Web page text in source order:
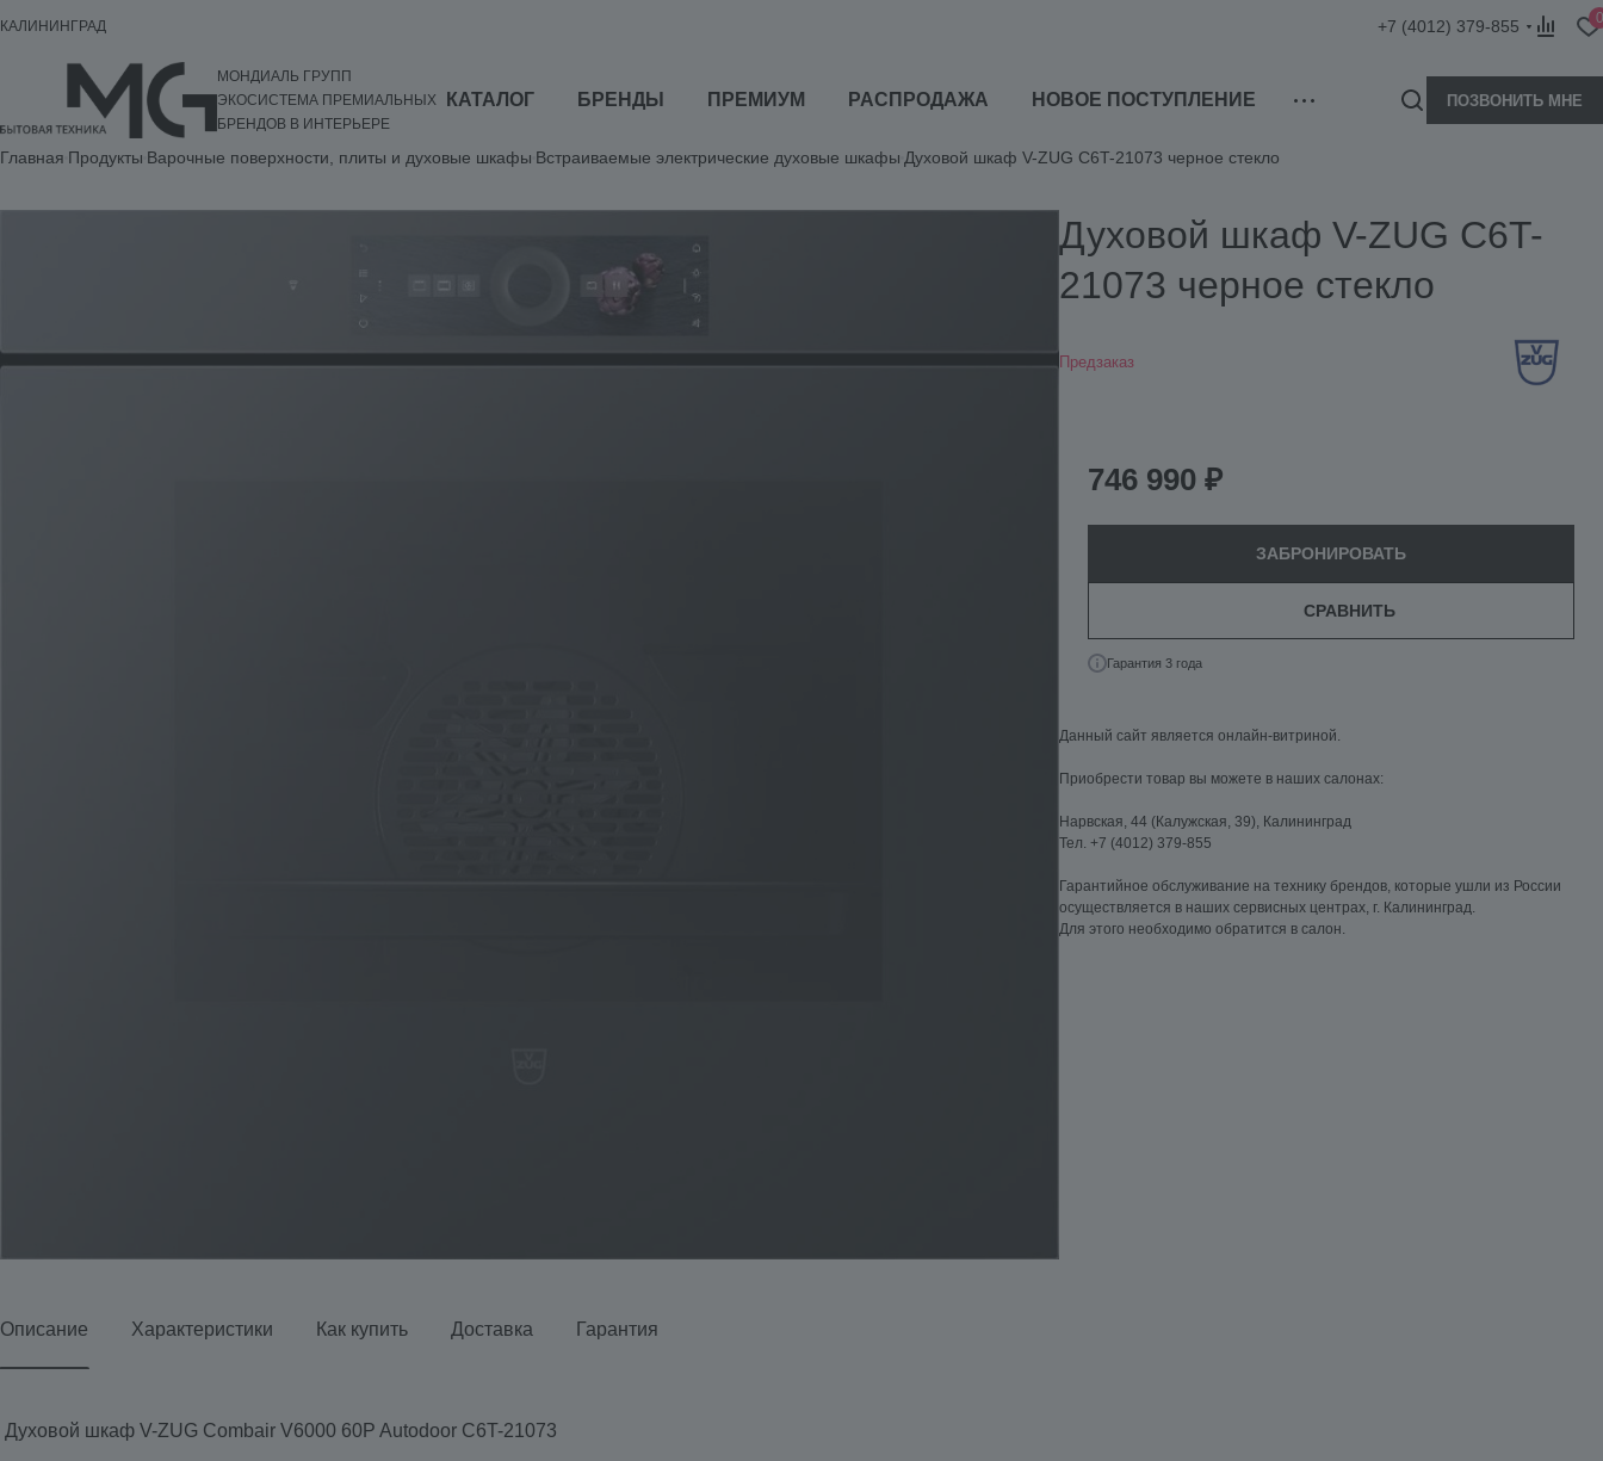
КАЛИНИНГРАД +7 (4012) 379-855 0
МОНДИАЛЬ ГРУПП
ЭКОСИСТЕМА ПРЕМИАЛЬНЫХ
БРЕНДОВ В ИНТЕРЬЕРЕ
КАТАЛОГ БРЕНДЫ ПРЕМИУМ РАСПРОДАЖА НОВОЕ ПОСТУПЛЕНИЕ ПОЗВОНИТЬ МНЕ
Главная Продукты Варочные поверхности, плиты и духовые шкафы Встраиваемые электрические духовые шкафы Духовой шкаф V-ZUG C6T-21073 черное стекло
Духовой шкаф V-ZUG C6T-
21073 черное стекло
Предзаказ
746 990 ₽
ЗАБРОНИРОВАТЬ
СРАВНИТЬ
Гарантия 3 года
Данный сайт является онлайн-витриной.
Приобрести товар вы можете в наших салонах:
Нарвская, 44 (Калужская, 39), Калининград
Тел. +7 (4012) 379-855
Гарантийное обслуживание на технику брендов, которые ушли из России
осуществляется в наших сервисных центрах, г. Калининград.
Для этого необходимо обратится в салон.
Описание Характеристики Как купить Доставка Гарантия
Духовой шкаф V-ZUG Combair V6000 60P Autodoor C6T-21073